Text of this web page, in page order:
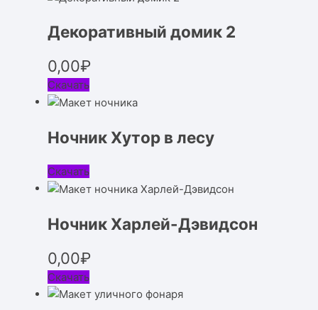
Декоративный домик 2
0,00₽
Скачать
Ночник Хутор в лесу
Скачать
Ночник Харлей-Дэвидсон
0,00₽
Скачать